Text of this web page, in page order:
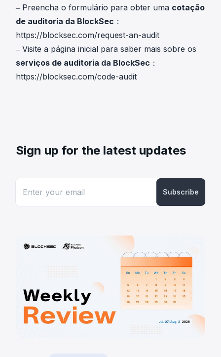
‒ Preencha o formulário para obter uma cotação
de auditoria da BlockSec ：
https://blocksec.com/request-an-audit
‒ Visite a página inicial para saber mais sobre os
serviços de auditoria da BlockSec ：
https://blocksec.com/code-audit
Sign up for the latest updates
Subscribe